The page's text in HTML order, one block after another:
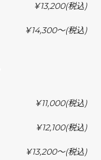
￥13,200(税込)
￥14,300〜(税込)
￥11,000(税込)
￥12,100(税込)
￥13,200〜(税込)